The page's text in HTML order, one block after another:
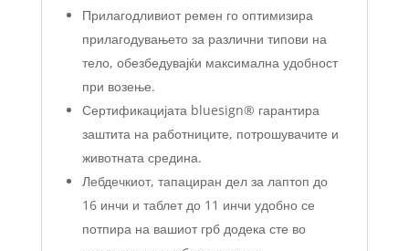
Прилагодливиот ремен го оптимизира
прилагодувањето за различни типови на
тело, обезбедувајќи максимална удобност
при возење.
Сертификацијата bluesign® гарантира
заштита на работниците, потрошувачите и
животната средина.
Лебдечкиот, тапациран дел за лаптоп до
16 инчи и таблет до 11 инчи удобно се
потпира на вашиот грб додека сте во